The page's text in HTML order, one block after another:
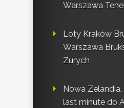
Warszawa
Loty Kraków
Warszawa
Zurych
Nowa
last minute do